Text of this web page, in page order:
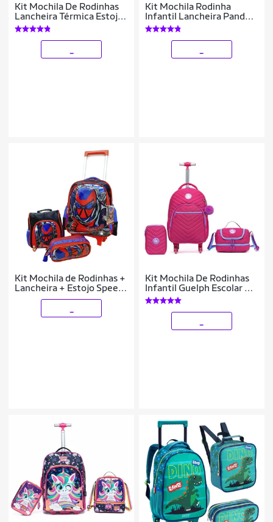
Kit Mochila De Rodinhas
Lancheira Térmica Estojo
Infantil 37 Litros
Reforçada Escolar
Kit Mochila Rodinha
Infantil Lancheira Panda
Estojo Escolar 24 Litros
Kit Mochila de Rodinhas +
Lancheira + Estojo Speed
Kit Mochila De Rodinhas
Infantil Guelph Escolar 22
Litros Lancheira Térmica
Estojo